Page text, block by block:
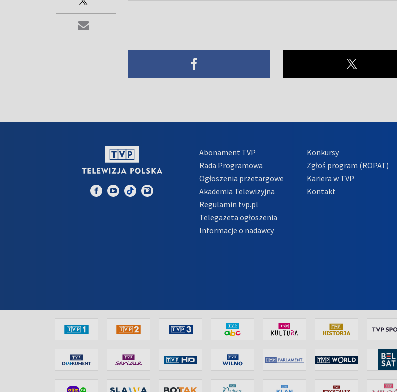
Abonament TVP
Rada Programowa
Ogłoszenia przetargowe
Akademia Telewizyjna
Regulamin tvp.pl
Telegazeta ogłoszenia
Informacje o nadawcy
Konkursy
Zgłoś program (ROPAT)
Kariera w TVP
Kontakt